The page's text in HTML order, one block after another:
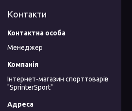
Контакти
Менеджер
Інтернет-магазин спорттоварів
"SprinterSport"